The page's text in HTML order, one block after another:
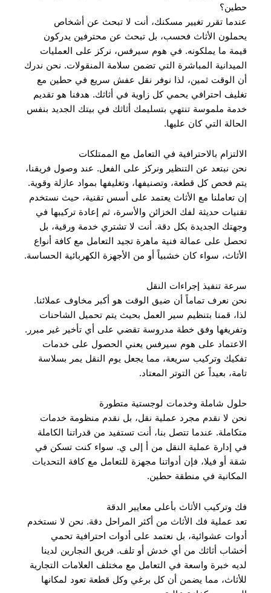
حطين؟
عندما تقرر تغيير مسكنك، أنت لا تبحث عن أشخاص
يحملون الأثاث فحسب، بل تبحث عن محترفين يدركون
قيمة ما يملكونه. في هوم سيرفس، نركز على العمليات
الميدانية المباشرة التي تضمن سلامة المنقولات. نحن ندرك
أن الوقت ثمين، لذا نوفر نقل عفش سريع في حطين مع
تغليف احترافي يحمي كل زاوية في أثاثك. هدفنا هو تقديم
خدمة ملموسة تنتهي بتسليمك أثاثك في بيتك الجديد بنفس
الحالة التي كان عليها.
الالتزام بالاحترافية في التعامل مع الممتلكات
نحن نبتعد عن التنظير ونركز على الفعل. عند وصول فريقنا،
يتم فحص كل قطعة، وتصنيفها، وتغليفها بمواد عازلة وقوية.
إن تعاملنا مع الأثاث يعتمد على أسس تقنية، حيث نستخدم
تقنيات حديثة لفك الخزائن والأسرة، ثم إعادة تركيبها في
وجهتك الجديدة بكل دقة. أنت لا تشتري خدمة ورقية، بل
تحصل على عمالة فنية ماهرة تجيد التعامل مع كافة أنواع
الأثاث، سواء كان خشبياً أو من الأجهزة الكهربائية الحساسة.
سرعة تنفيذ إجراءات النقل
نحن نعرف تماماً أن ضيق الوقت هو أكبر مخاوف عملائنا.
لذا، قمنا بتنظيم سير العمل بحيث يتم تحميل الشاحنات
وتفريغها وفق خطة مدروسة تقضي على أي تأخير غير مبرر.
الاعتماد على هوم سيرفس يعني الحصول على خدمات
تفكيك وتركيب سريعة، مما يجعل يوم النقل يمر بسلاسة
تامة، بعيداً عن التوتر المعتاد.
حلول شاملة وخدمات لوجستية متطورة
نحن لا نقدم مجرد عملية نقل، بل نقدم منظومة خدمات
متكاملة. عندما تتصل بنا، أنت تستفيد من قدراتنا الكاملة
في إدارة عملية النقل من أ إلى ي. سواء كنت تسكن في
شقة أو فيلا، فإن أدواتنا مجهزة للتعامل مع كافة التحديات
المكانية في منطقة حطين.
فك وتركيب الأثاث بأعلى معايير الدقة
تعد عملية فك الأثاث من أكثر المراحل دقة. نحن لا نستخدم
أدوات عشوائية، بل نعتمد على أدوات احترافية تحمي
أخشاب أثاثك من أي خدش أو تلف. فريق النجارين لدينا
لديه خبرة واسعة في التعامل مع مختلف العلامات التجارية
للأثاث، مما يضمن أن كل برغي وكل قطعة تعود لمكانها